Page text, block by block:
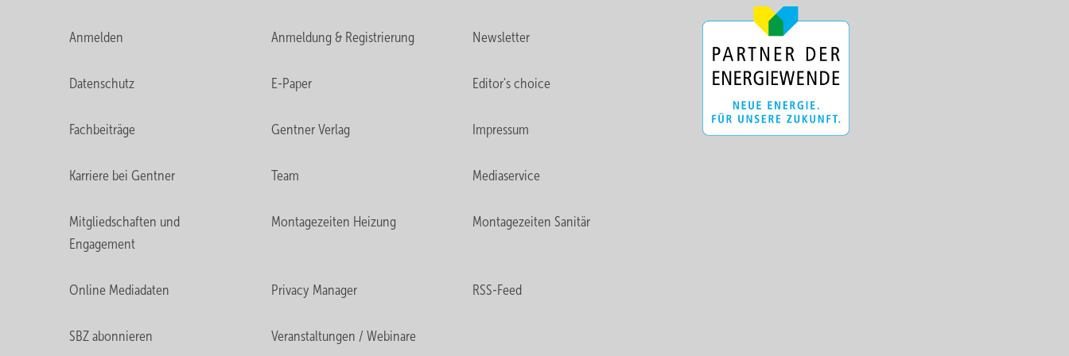
Anmelden Anmeldung & Registrierung Newsletter
Datenschutz E-Paper Editor's choice
Fachbeiträge Gentner Verlag Impressum
Karriere bei Gentner Team Mediaservice
Mitgliedschaften und
Engagement
Montagezeiten Heizung Montagezeiten Sanitär
Online Mediadaten Privacy Manager RSS-Feed
SBZ abonnieren Veranstaltungen / Webinare